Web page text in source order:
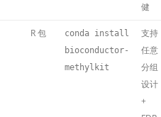
健
R 包
conda install
bioconductor-
methylkit
支持
任意
分组
设计
+